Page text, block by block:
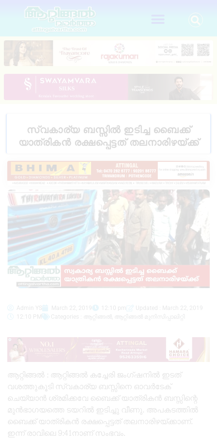
സ്വകാര്യ ബസ്സിൽ ഇടിച്ച ബൈക്ക്
യാത്രികൻ രക്ഷപ്പെട്ടത് തലനാരിഴയ്ക്ക്
Admin YS March 22, 2019 12:10 pm
Updated : March 22, 2019
12:10 PM
Categories : ആറ്റിങ്ങൽ ആറ്റിങ്ങൽ മുനിസിപ്പാലിറ്റി
ആറ്റിങ്ങൽ : ആറ്റിങ്ങൽ കച്ചേരി ജംഗ്ഷനിൽ ഇടത്
വശത്തുകൂടി സ്വകാര്യ ബസ്സിനെ ഓവർടേക്
ചെയ്യാൻ ശ്രമിക്കവേ ബൈക്ക് യാത്രികൻ ബസ്സിന്റെ
മുൻഭാഗയത്തെ ടയറിൽ ഇടിച്ചു വീണു. അപകടത്തിൽ
ബൈക്ക് യാത്രികൻ രക്ഷപ്പെട്ടത് തലനാരിഴയ്ക്കാണ്.
ഇന്ന് രാവിലെ 9:41നാണ് സംഭവം.